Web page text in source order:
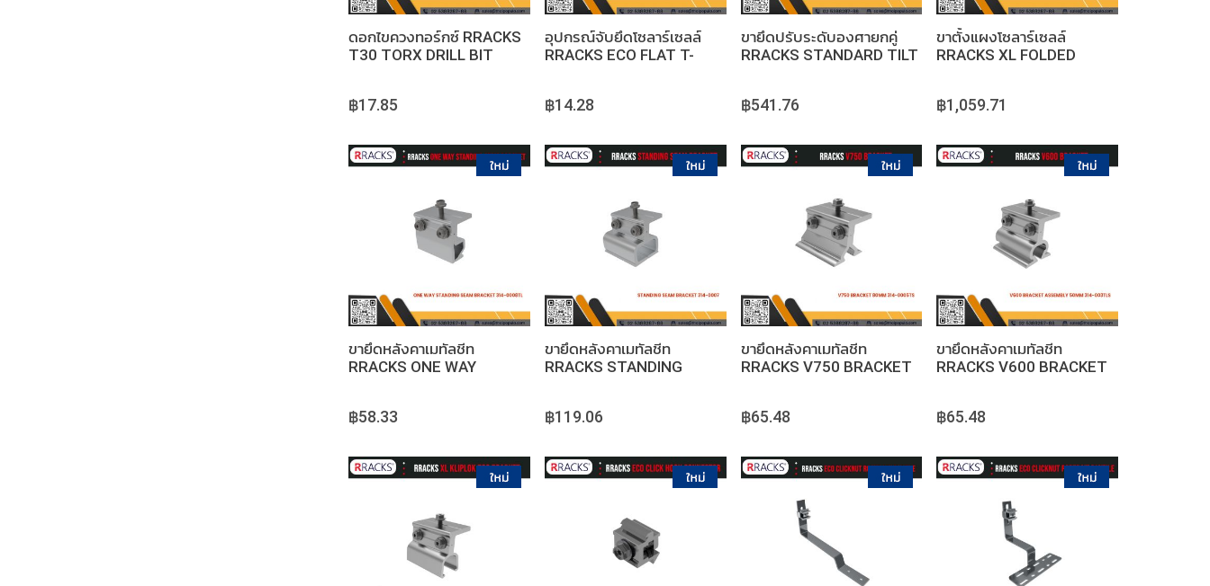
ดอกไขควงทอร์กซ์ RRACKS
T30 TORX DRILL BIT
฿17.85
อุปกรณ์จับยึดโซลาร์เซลล์
RRACKS ECO FLAT T-
฿14.28
ขายึดปรับระดับองศายกคู่
RRACKS STANDARD TILT
฿541.76
ขาตั้งแผงโซลาร์เซลล์
RRACKS XL FOLDED
฿1,059.71
ขายึดหลังคาเมทัลชีท
RRACKS ONE WAY
฿58.33
หยิบใส่ตะกร้า
ขายึดหลังคาเมทัลชีท
RRACKS STANDING
฿119.06
หยิบใส่ตะกร้า
ขายึดหลังคาเมทัลชีท
RRACKS V750 BRACKET
฿65.48
หยิบใส่ตะกร้า
ขายึดหลังคาเมทัลชีท
RRACKS V600 BRACKET
฿65.48
หยิบใส่ตะกร้า
หยิบใส่ตะกร้า หยิบใส่ตะกร้า หยิบใส่ตะกร้า หยิบใส่ตะกร้า